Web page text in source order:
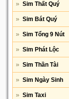
Sim Thất Quý
Sim Bát Quý
Sim Tổng 9 Nút
Sim Phát Lộc
Sim Thần Tài
Sim Ngày Sinh
Sim Taxi